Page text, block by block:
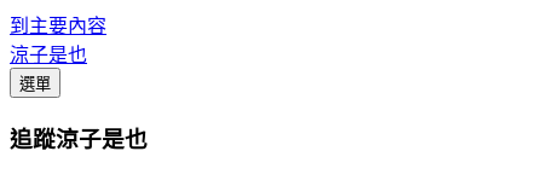
到主要內容
涼子是也
選單
追蹤涼子是也